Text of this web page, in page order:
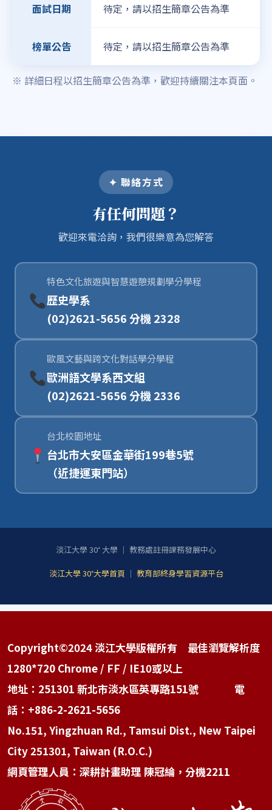
面試日期 待定，請以招生簡章公告為準
榜單公告 待定，請以招生簡章公告為準
※ 詳細日程以招生簡章公告為準，歡迎持續關注本頁面。
✦ 聯絡方式
有任何問題？
歡迎來電洽詢，我們很樂意為您解答
特色文化旅遊與智慧遊憩規劃學分學程
歷史學系
(02)2621-5656 分機 2328
歐風文藝與跨文化對話學分學程
歐洲語文學系西文組
(02)2621-5656 分機 2336
台北校園地址
台北市大安區金華街199巷5號
（近捷運東門站）
淡江大學 30⁺ 大學 ｜ 教務處註冊課務發展中心
淡江大學 30⁺大學首頁 ｜ 教育部終身學習資源平台
Copyright©2024 淡江大學版權所有 最佳瀏覽解析度
1280*720 Chrome / FF / IE10或以上
地址：251301 新北市淡水區英專路151號 電
話：+886-2-2621-5656
No.151, Yingzhuan Rd., Tamsui Dist., New Taipei
City 251301, Taiwan (R.O.C.)
網頁管理人員：深耕計畫助理 陳冠綸，分機2211